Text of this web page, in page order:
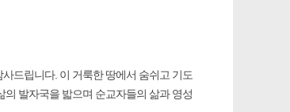
드립니다. 이 거룩한 땅에서 숨쉬고 기도
발자국을 밟으며 순교자들의 삶과 영성